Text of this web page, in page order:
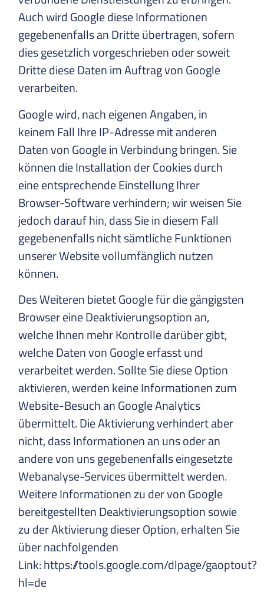
Auch wird Google diese Informationen
gegebenenfalls an Dritte übertragen, sofern
dies gesetzlich vorgeschrieben oder soweit
Dritte diese Daten im Auftrag von Google
verarbeiten.
Google wird, nach eigenen Angaben, in
keinem Fall Ihre IP-Adresse mit anderen
Daten von Google in Verbindung bringen. Sie
können die Installation der Cookies durch
eine entsprechende Einstellung Ihrer
Browser-Software verhindern; wir weisen Sie
jedoch darauf hin, dass Sie in diesem Fall
gegebenenfalls nicht sämtliche Funktionen
unserer Website vollumfänglich nutzen
können.
Des Weiteren bietet Google für die gängigsten
Browser eine Deaktivierungsoption an,
welche Ihnen mehr Kontrolle darüber gibt,
welche Daten von Google erfasst und
verarbeitet werden. Sollte Sie diese Option
aktivieren, werden keine Informationen zum
Website-Besuch an Google Analytics
übermittelt. Die Aktivierung verhindert aber
nicht, dass Informationen an uns oder an
andere von uns gegebenenfalls eingesetzte
Webanalyse-Services übermittelt werden.
Weitere Informationen zu der von Google
bereitgestellten Deaktivierungsoption sowie
zu der Aktivierung dieser Option, erhalten Sie
über nachfolgenden
Link: https://tools.google.com/dlpage/gaoptout?
hl=de